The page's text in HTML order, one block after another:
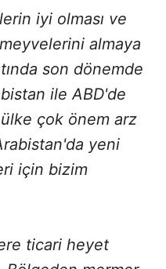
iyi olması ve
almaya
son dönemde
ile ABD'de
çok önem arz
yeni
için bizim
ticari heyet